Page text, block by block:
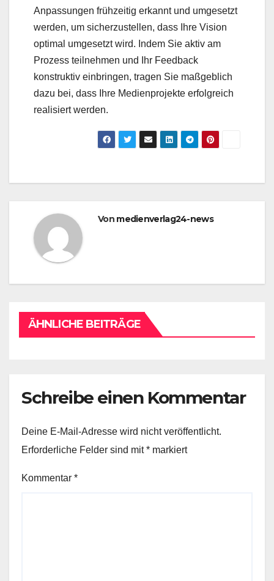
Anpassungen frühzeitig erkannt und umgesetzt
werden, um sicherzustellen, dass Ihre Vision
optimal umgesetzt wird. Indem Sie aktiv am
Prozess teilnehmen und Ihr Feedback
konstruktiv einbringen, tragen Sie maßgeblich
dazu bei, dass Ihre Medienprojekte erfolgreich
realisiert werden.
Von medienverlag24-news
ÄHNLICHE BEITRÄGE
Schreibe einen Kommentar
Deine E-Mail-Adresse wird nicht veröffentlicht.
Erforderliche Felder sind mit* markiert
Kommentar *